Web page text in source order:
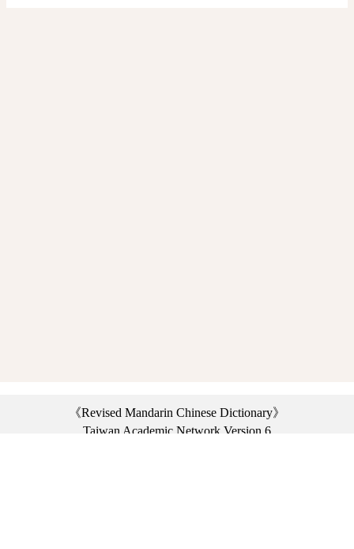
《Revised Mandarin Chinese Dictionary》
Taiwan Academic Network Version 6